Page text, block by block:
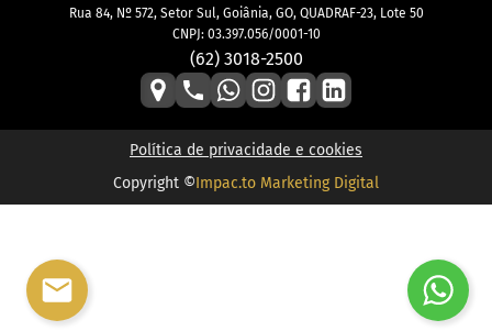
Rua 84, Nº 572, Setor Sul, Goiânia, GO, QUADRAF-23, Lote 50
CNPJ: 03.397.056/0001-10
(62) 3018-2500
Copyright ©Impac.to Marketing Digital
Política de privacidade e cookies